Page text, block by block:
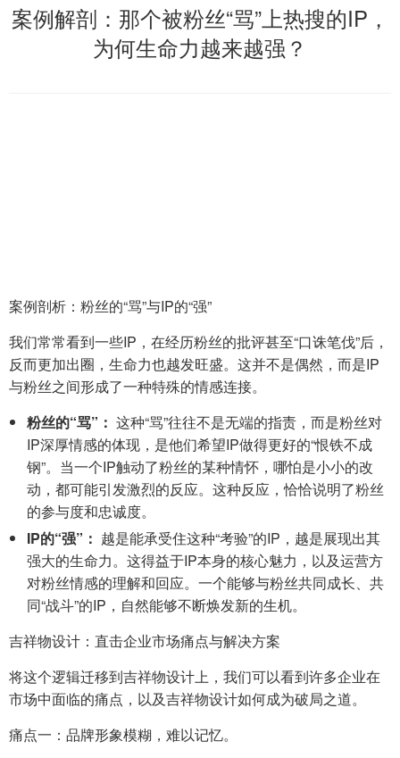
案例解剖：那个被粉丝“骂”上热搜的IP，
为何生命力越来越强？
案例剖析：粉丝的“骂”与IP的“强”
我们常常看到一些IP，在经历粉丝的批评甚至“口诛笔伐”后，
反而更加出圈，生命力也越发旺盛。这并不是偶然，而是IP
与粉丝之间形成了一种特殊的情感连接。
粉丝的“骂”： 这种“骂”往往不是无端的指责，而是粉丝对
IP深厚情感的体现，是他们希望IP做得更好的“恨铁不成
钢”。当一个IP触动了粉丝的某种情怀，哪怕是小小的改
动，都可能引发激烈的反应。这种反应，恰恰说明了粉丝
的参与度和忠诚度。
IP的“强”： 越是能承受住这种“考验”的IP，越是展现出其
强大的生命力。这得益于IP本身的核心魅力，以及运营方
对粉丝情感的理解和回应。一个能够与粉丝共同成长、共
同“战斗”的IP，自然能够不断焕发新的生机。
吉祥物设计：直击企业市场痛点与解决方案
将这个逻辑迁移到吉祥物设计上，我们可以看到许多企业在
市场中面临的痛点，以及吉祥物设计如何成为破局之道。
痛点一：品牌形象模糊，难以记忆。